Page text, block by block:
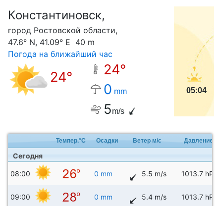
Константиновск,
город Ростовской области,
47.6° N, 41.09° E 40 m
Погода на ближайший час
24°
24°
0 mm
5m/s
05:04
Темпер.°C Осадки Ветер м/с Давление
Сегодня
08:00 0 mm 5.5 m/s 1013.7 hPa
09:00 0 mm 5.4 m/s 1013.7 hPa